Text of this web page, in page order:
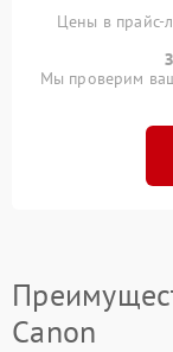
Цены в прайс-
Мы проверим
Canon